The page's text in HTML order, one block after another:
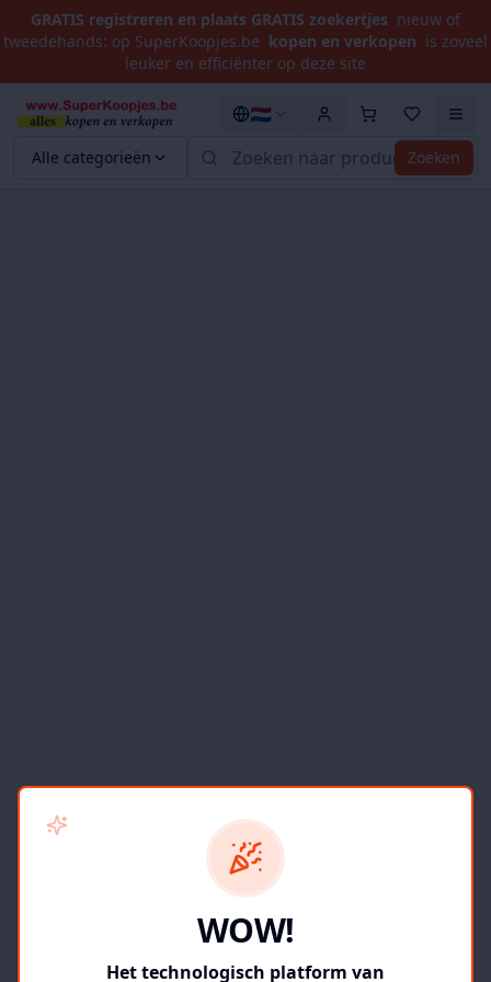
GRATIS registreren en plaats GRATIS zoekertjes nieuw of
tweedehands: op SuperKoopjes.be kopen en verkopen is zoveel
leuker en efficiënter op deze site
Alle categorieën Zoeken
🇳🇱
WOW!
Het technologisch platform van